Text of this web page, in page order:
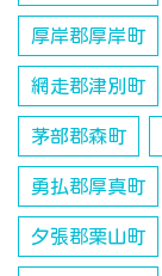
厚岸郡厚岸町
網走郡津別町
茅部郡森町
勇払郡厚真町
夕張郡栗山町